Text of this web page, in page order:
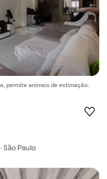
permite animais de estimação.
São Paulo